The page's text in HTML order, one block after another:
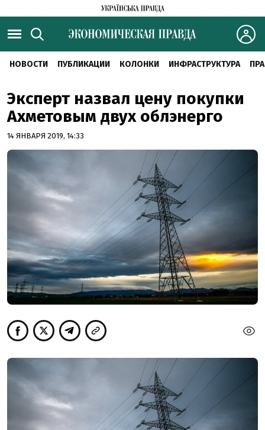
НОВОСТИ ПУБЛИКАЦИИ КОЛОНКИ ИНФРАСТРУКТУРА
Эксперт назвал цену покупки
Ахметовым двух облэнерго
14 ЯНВАРЯ 2019, 14:33